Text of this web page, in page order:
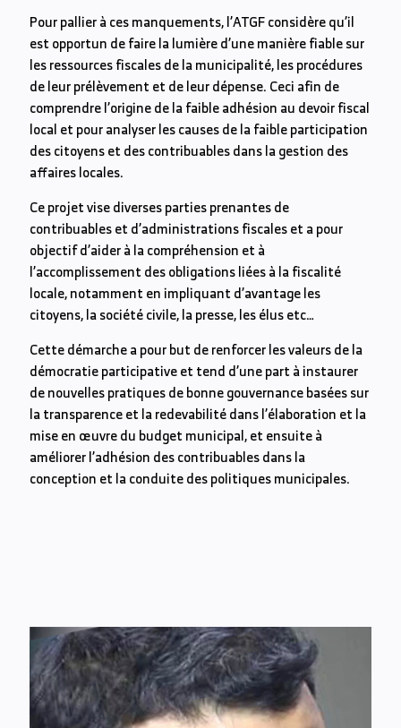
Pour pallier à ces manquements, l’ATGF considère qu’il
est opportun de faire la lumière d’une manière fiable sur
les ressources fiscales de la municipalité, les procédures
de leur prélèvement et de leur dépense. Ceci afin de
comprendre l’origine de la faible adhésion au devoir fiscal
local et pour analyser les causes de la faible participation
des citoyens et des contribuables dans la gestion des
affaires locales.
Ce projet vise diverses parties prenantes de
contribuables et d’administrations fiscales et a pour
objectif d’aider à la compréhension et à
l’accomplissement des obligations liées à la fiscalité
locale, notamment en impliquant d’avantage les
citoyens, la société civile, la presse, les élus etc…
Cette démarche a pour but de renforcer les valeurs de la
démocratie participative et tend d’une part à instaurer
de nouvelles pratiques de bonne gouvernance basées sur
la transparence et la redevabilité dans l’élaboration et la
mise en œuvre du budget municipal, et ensuite à
améliorer l’adhésion des contribuables dans la
conception et la conduite des politiques municipales.